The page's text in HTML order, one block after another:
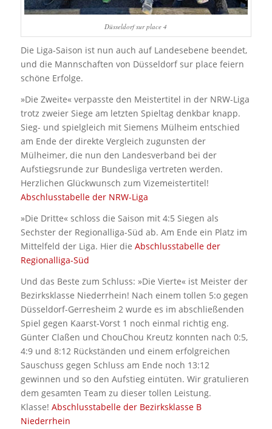
Düsseldorf sur place 4
Die Liga-Saison ist nun auch auf Landesebene beendet,
und die Mannschaften von Düsseldorf sur place feiern
schöne Erfolge.
»Die Zweite« verpasste den Meistertitel in der NRW-Liga
trotz zweier Siege am letzten Spieltag denkbar knapp.
Sieg- und spielgleich mit Siemens Mülheim entschied
am Ende der direkte Vergleich zugunsten der
Mülheimer, die nun den Landesverband bei der
Aufstiegsrunde zur Bundesliga vertreten werden.
Herzlichen Glückwunsch zum Vizemeistertitel!
Abschlusstabelle der NRW-Liga
»Die Dritte« schloss die Saison mit 4:5 Siegen als
Sechster der Regionalliga-Süd ab. Am Ende ein Platz im
Mittelfeld der Liga. Hier die Abschlusstabelle der
Regionalliga-Süd
Und das Beste zum Schluss: »Die Vierte« ist Meister der
Bezirksklasse Niederrhein! Nach einem tollen 5:o gegen
Düsseldorf-Gerresheim 2 wurde es im abschließenden
Spiel gegen Kaarst-Vorst 1 noch einmal richtig eng.
Günter Claßen und ChouChou Kreutz konnten nach 0:5,
4:9 und 8:12 Rückständen und einem erfolgreichen
Sauschuss gegen Schluss am Ende noch 13:12
gewinnen und so den Aufstieg eintüten. Wir gratulieren
dem gesamten Team zu dieser tollen Leistung.
Klasse! Abschlusstabelle der Bezirksklasse B
Niederrhein